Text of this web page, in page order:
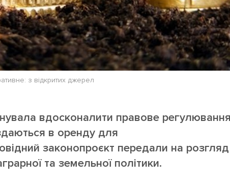
з відкритих джерел
вдосконалити правове
в оренду для
законопроєкт передали на розгляд
та земельної політики.